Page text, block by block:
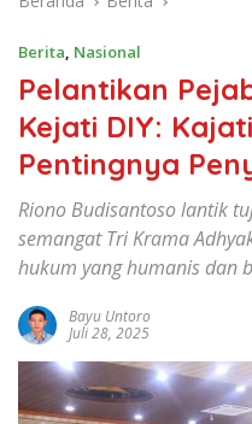
Berita, Nasional
Pelantikan
Kejati DIY:
Pentingnya
Riono Budisantoso lantik
semangat Tri Krama
hukum yang humanis dan
Bayu Untoro
Juli 28, 2025